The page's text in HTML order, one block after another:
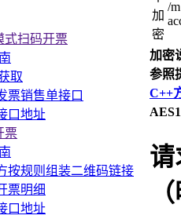
式扫码开票
取
票销售单接口
口地址
票
按规则组装二维码链接
票明细
口地址
加
密
/
加密
参照
C++
请